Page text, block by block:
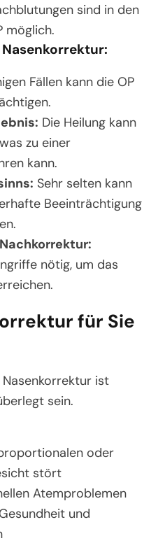
sind in den
möglich.
Nasenkorrektur:
Fällen kann die OP
Die Heilung kann
zu einer
kann.
Sehr selten kann
Beeinträchtigung
nötig, um das
für Sie
ist
sein.
oder
stört
Atemproblemen
und